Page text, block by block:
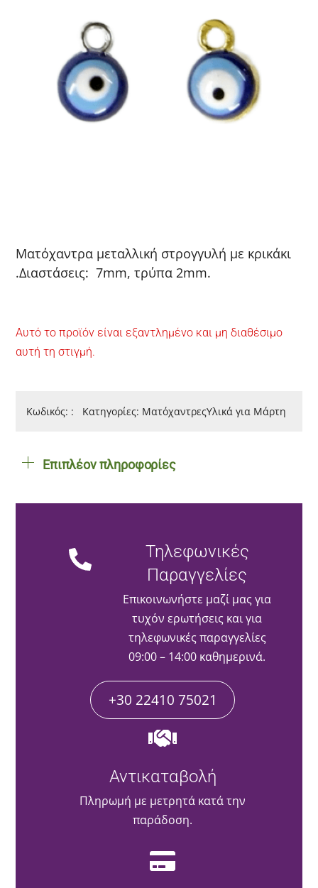
Ματόχαντρα μεταλλική στρογγυλή με κρικάκι
.Διαστάσεις: 7mm, τρύπα 2mm.
Αυτό το προϊόν είναι εξαντλημένο και μη διαθέσιμο
αυτή τη στιγμή.
Κωδικός: : Κατηγορίες: ΜατόχαντρεςΥλικά για Μάρτη
Επιπλέον πληροφορίες
Τηλεφωνικές
Παραγγελίες
Επικοινωνήστε μαζί μας για
τυχόν ερωτήσεις και για
τηλεφωνικές παραγγελίες
09:00 – 14:00 καθημερινά.
+30 22410 75021
Αντικαταβολή
Πληρωμή με μετρητά κατά την
παράδοση.